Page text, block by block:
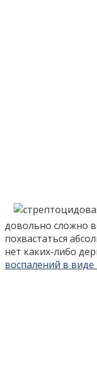
довольно сложно
похвастаться
нет каких-либо
воспалений в